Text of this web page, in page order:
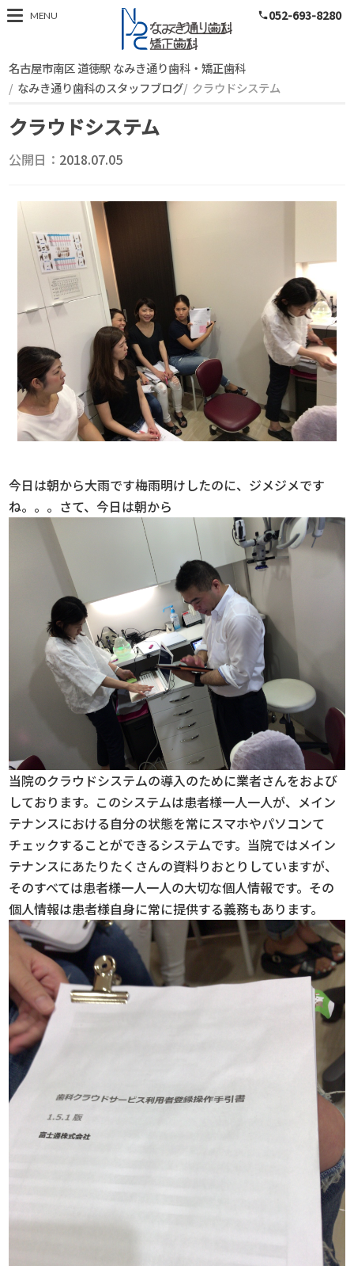
スタッフブログ
MENU phone052-693-8280
名古屋市南区 道徳駅 なみき通り歯科・矯正歯科
なみき通り歯科のスタッフブログ クラウドシステム
クラウドシステム
公開日： 2018.07.05
今日は朝から大雨です梅雨明けしたのに、ジメジメです
ね。。。さて、今日は朝から
当院のクラウドシステムの導入のために業者さんをおよび
しております。このシステムは患者様一人一人が、メイン
テナンスにおける自分の状態を常にスマホやパソコンて
チェックすることができるシステムです。当院ではメイン
テナンスにあたりたくさんの資料りおとりしていますが、
そのすべては患者様一人一人の大切な個人情報です。その
個人情報は患者様自身に常に提供する義務もあります。